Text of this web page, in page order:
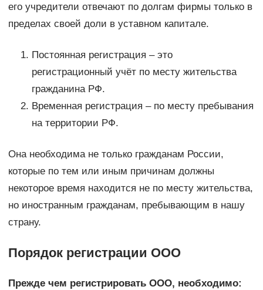
его учредители отвечают по долгам фирмы только в
пределах своей доли в уставном капитале.
Постоянная регистрация – это
регистрационный учёт по месту жительства
гражданина РФ.
Временная регистрация – по месту пребывания
на территории РФ.
Она необходима не только гражданам России,
которые по тем или иным причинам должны
некоторое время находится не по месту жительства,
но иностранным гражданам, пребывающим в нашу
страну.
Порядок регистрации ООО
Прежде чем регистрировать ООО, необходимо: